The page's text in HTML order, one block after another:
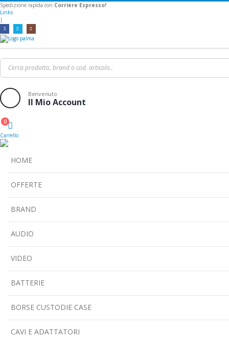
Spedizione rapida con Corriere Espresso!
Links
|
Benvenuto
Il Mio Account
Cart
0
Carrello
HOME
OFFERTE
BRAND
AUDIO
VIDEO
BATTERIE
BORSE CUSTODIE CASE
CAVI E ADATTATORI